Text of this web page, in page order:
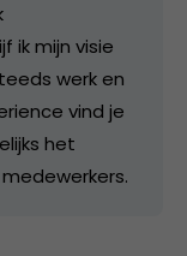
ik mijn visie
werk en
vind je
het